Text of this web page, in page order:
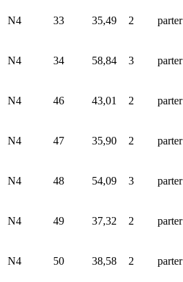
N4 33 35,49 2 parter
N4 34 58,84 3 parter
N4 46 43,01 2 parter
N4 47 35,90 2 parter
N4 48 54,09 3 parter
N4 49 37,32 2 parter
N4 50 38,58 2 parter